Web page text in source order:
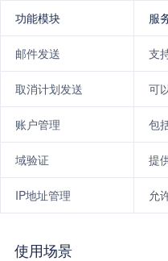
功能模块 服
邮件发送 支
取消计划发送 可
账户管理 包
域验证 提
IP地址管理 允
使用场景